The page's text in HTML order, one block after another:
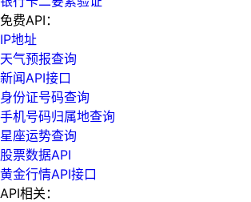
免费API：
IP地址
天气预报查询
新闻API接口
身份证号码查询
手机号码归属地查询
星座运势查询
股票数据API
黄金行情API接口
API相关：